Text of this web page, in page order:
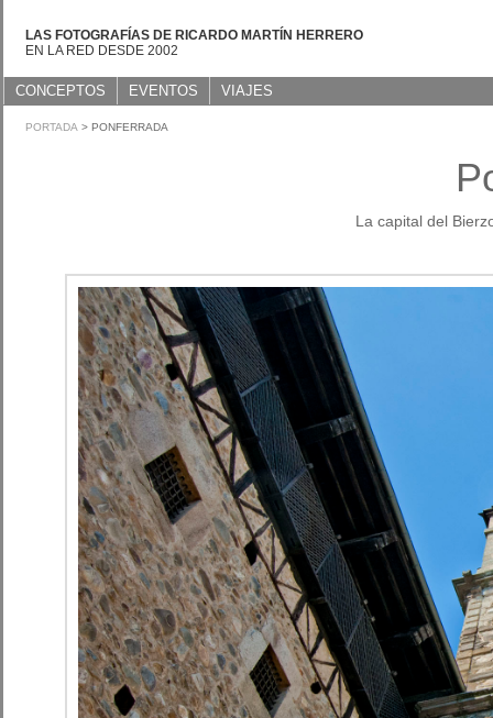
LAS FOTOGRAFÍAS DE RICARDO MARTÍN HERRERO
EN LA RED DESDE 2002
CONCEPTOS EVENTOS VIAJES
PORTADA > PONFERRADA
La capital del